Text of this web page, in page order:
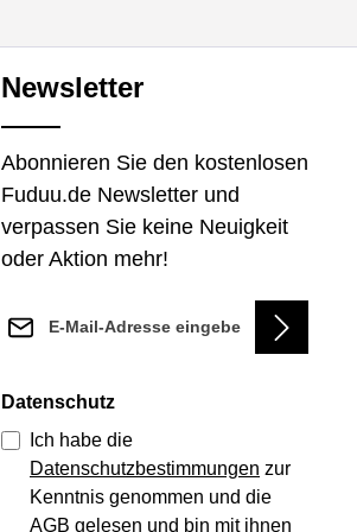
Newsletter
Abonnieren Sie den kostenlosen
Fuduu.de Newsletter und
verpassen Sie keine Neuigkeit
oder Aktion mehr!
Datenschutz
Ich habe die
Datenschutzbestimmungen zur
Kenntnis genommen und die
AGB gelesen und bin mit ihnen